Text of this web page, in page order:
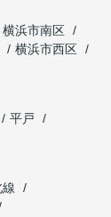
横浜市南区
横浜市西区
平戸